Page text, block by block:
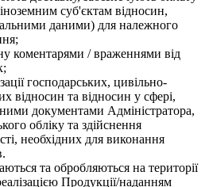
суб'єктам відносин,
даними) для належного
коментарями / враженнями від
господарських, цивільно-
відносин та відносин у сфері,
документами Адміністратора,
обліку та здійснення
необхідних для виконання
та обробляються на території
Продукції/наданням